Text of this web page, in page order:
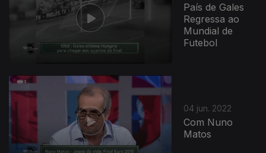
País de Gales
Regressa ao
Mundial de
Futebol
04 jun. 2022
Com Nuno
Matos